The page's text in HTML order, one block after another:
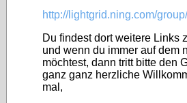
http://lightgrid.ning.com/
Du findest dort weitere Links
und wenn du immer auf dem
möchtest, dann tritt bitte den
ganz ganz herzliche
mal,